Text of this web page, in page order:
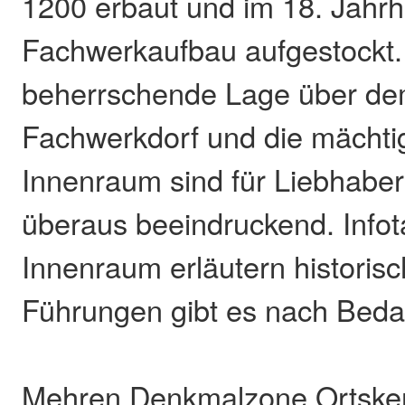
Fachwerkaufbau
beherrschende Lage über
Fachwerkdorf und die
Innenraum sind für
überaus beeindruckend.
Innenraum erläutern
Führungen gibt es nach
Mehren Denkmalzone